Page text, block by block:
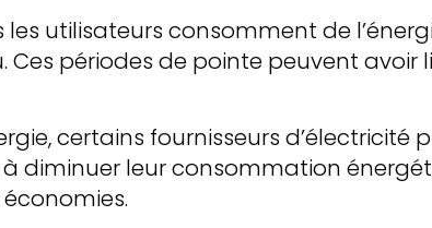
utilisateurs consomment de
périodes de pointe peuvent avoir
certains fournisseurs d’électricité
diminuer leur consommation